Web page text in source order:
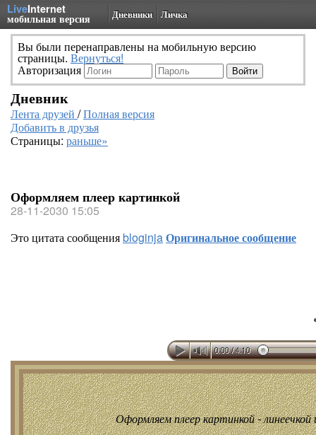
LiveInternet
мобильная версия Дневники Личка
Вы были перенаправлены на мобильную версию
страницы. Вернуться!
Авторизация
Дневник
Лента друзей /Полная версия
Добавить в друзья
Страницы: раньше»
Оформляем плеер картинкой
28-11-2030 15:05
Это цитата сообщенияbloginjaОригинальное сообщение
Оформляем плеер картинкой - линеечкой